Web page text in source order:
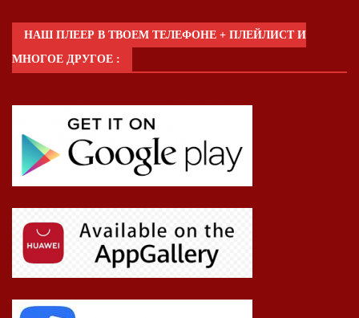
НАШ ПЛЕЕР В ТВОЕМ ТЕЛЕФОНЕ + ПЛЕЙЛИСТ И
МНОГОЕ ДРУГОЕ :